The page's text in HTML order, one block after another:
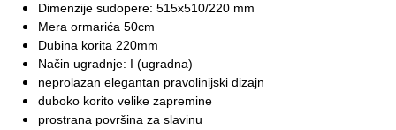
Dimenzije sudopere: 515x510/220 mm
Mera ormarića 50cm
Dubina korita 220mm
Način ugradnje: I (ugradna)
neprolazan elegantan pravolinijski dizajn
duboko korito velike zapremine
prostrana površina za slavinu